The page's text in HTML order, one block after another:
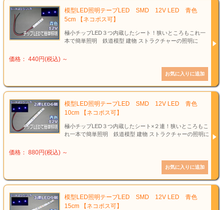
模型LED照明テープLED SMD 12V LED 青色
5cm 【ネコポス可】
極小チップLED３つ内蔵したシート！狭いところもこれ一
本で簡単照明 鉄道模型 建物 ストラクチャーの照明に
価格： 440円(税込) ～
模型LED照明テープLED SMD 12V LED 青色
10cm 【ネコポス可】
極小チップLED３つ内蔵したシート×２連！狭いところもこ
れ一本で簡単照明 鉄道模型 建物 ストラクチャーの照明に
価格： 880円(税込) ～
模型LED照明テープLED SMD 12V LED 青色
15cm 【ネコポス可】